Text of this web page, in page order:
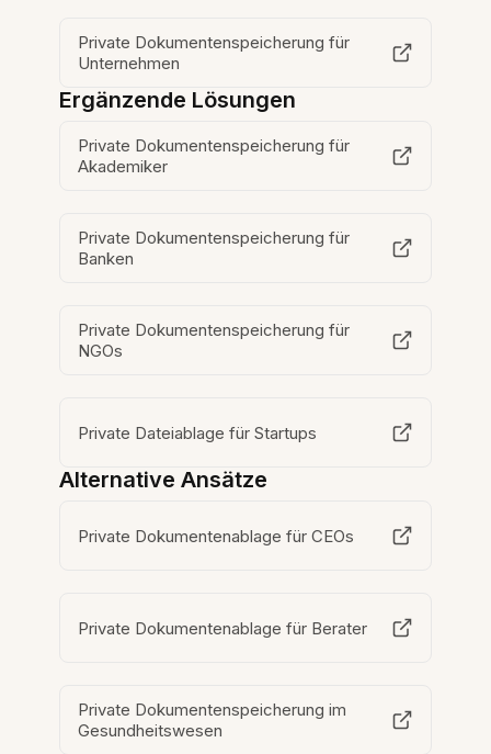
Private Dokumentenspeicherung für
Unternehmen
Ergänzende Lösungen
Private Dokumentenspeicherung für
Akademiker
Private Dokumentenspeicherung für
Banken
Private Dokumentenspeicherung für
NGOs
Private Dateiablage für Startups
Alternative Ansätze
Private Dokumentenablage für CEOs
Private Dokumentenablage für Berater
Private Dokumentenspeicherung im
Gesundheitswesen